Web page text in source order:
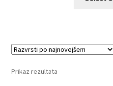
Prikaz rezultata